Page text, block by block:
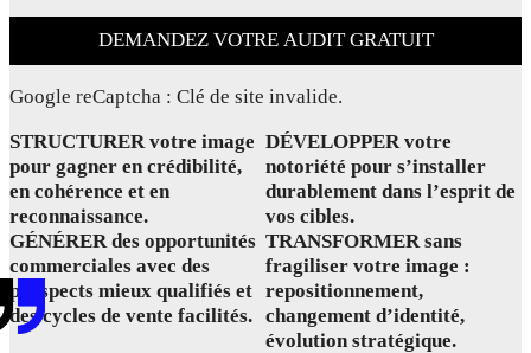
DEMANDEZ VOTRE AUDIT GRATUIT
Google reCaptcha : Clé de site invalide.
STRUCTURER votre image
pour gagner en crédibilité,
en cohérence et en
reconnaissance.
DÉVELOPPER votre
notoriété pour s’installer
durablement dans l’esprit de
vos cibles.
GÉNÉRER des opportunités
commerciales avec des
prospects mieux qualifiés et
des cycles de vente facilités.
TRANSFORMER sans
fragiliser votre image :
repositionnement,
changement d’identité,
évolution stratégique.